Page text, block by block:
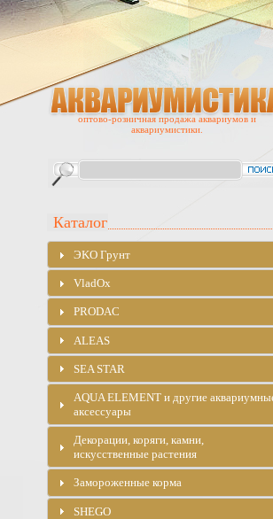
оптово-розничная продажа аквариумов и
аквариумистики.
Каталог
ЭKO Грунт
VladOx
PRODAC
ALEAS
SEA STAR
AQUA ELEMENT и другие
аксессуары
Декорации, коряги, камни,
искусственные растения
Замороженные корма
SHEGO